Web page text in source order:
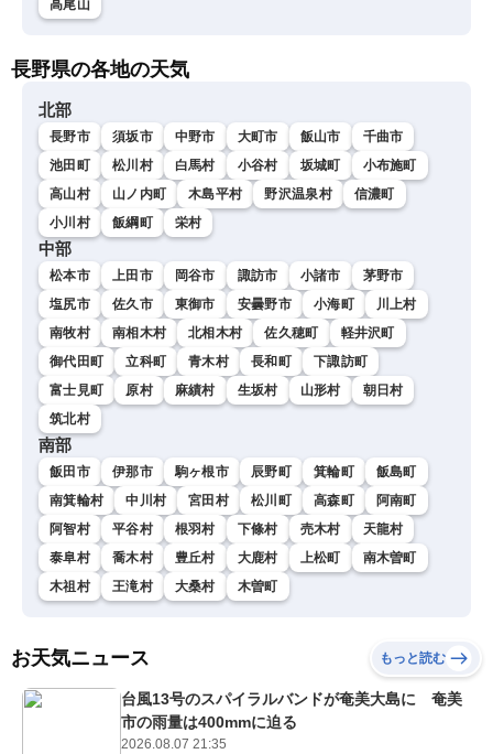
高尾山
長野県の各地の天気
北部
長野市 須坂市 中野市 大町市 飯山市
千曲市
池田町
松川村 白馬村 小谷村 坂城町
小布施町
高山村
山ノ内町 木島平村 野沢温泉村
信濃町
小川村
飯綱町 栄村
中部
松本市 上田市 岡谷市 諏訪市 小諸市
茅野市
塩尻市
佐久市 東御市 安曇野市 小海町
川上村
南牧村
南相木村 北相木村 佐久穂町
軽井沢町
御代田町
立科町 青木村 長和町
下諏訪町
富士見町
原村 麻績村 生坂村 山形村
朝日村
筑北村
南部
飯田市 伊那市 駒ヶ根市 辰野町 箕輪町
飯島町
南箕輪村
中川村 宮田村 松川町 高森町
阿南町
阿智村
平谷村 根羽村 下條村 売木村
天龍村
泰阜村
喬木村 豊丘村 大鹿村 上松町
南木曽町
木祖村
王滝村 大桑村 木曽町
お天気ニュース もっと読む
台風13号のスパイラルバンドが奄美大島に 奄美
市の雨量は400mmに迫る
2026.08.07 21:35